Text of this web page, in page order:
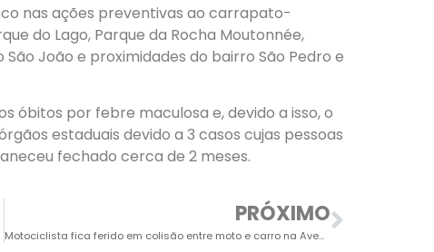
nas ações preventivas ao carrapato-
do Lago, Parque da Rocha Moutonnée,
João e proximidades do bairro São Pedro e
óbitos por febre maculosa e, devido a isso, o
estaduais devido a 3 casos cujas pessoas
fechado cerca de 2 meses.
PRÓXIMO
Motociclista fica ferido em colisão entre moto e carro na Avenida Hilário Ferrari